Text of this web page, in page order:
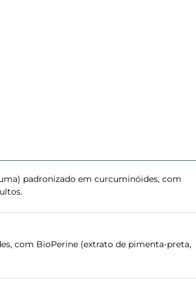
padronizado em curcuminóides, com
com BioPerine (extrato de pimenta-preta,